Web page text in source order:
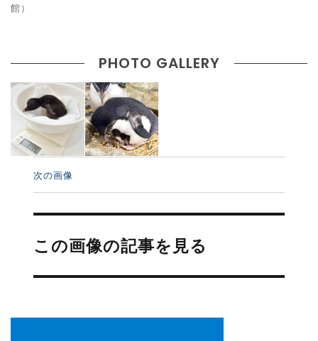
館）
PHOTO GALLERY
次の画像
投
ナ
ビ
ー
この画像の記事を見る